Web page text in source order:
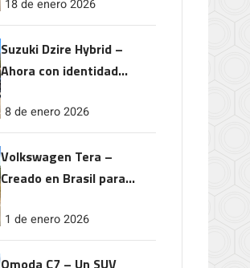
18 de enero 2026
Suzuki Dzire Hybrid –
Ahora con identidad
rendimiento
8 de enero 2026
Volkswagen Tera –
Creado en Brasil para
1 de enero 2026
Omoda C7 – Un SUV